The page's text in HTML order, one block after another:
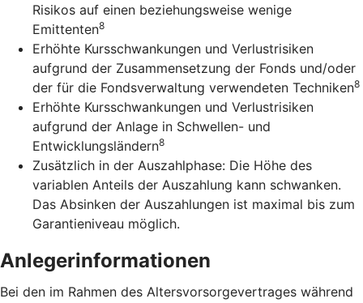
Risikos auf einen beziehungsweise wenige
Emittenten8
Erhöhte Kursschwankungen und Verlustrisiken
aufgrund der Zusammensetzung der Fonds und/oder
der für die Fondsverwaltung verwendeten Techniken8
Erhöhte Kursschwankungen und Verlustrisiken
aufgrund der Anlage in Schwellen- und
Entwicklungsländern8
Zusätzlich in der Auszahlphase: Die Höhe des
variablen Anteils der Auszahlung kann schwanken.
Das Absinken der Auszahlungen ist maximal bis zum
Garantieniveau möglich.
Anlegerinformationen
Bei den im Rahmen des Altersvorsorgevertrages während